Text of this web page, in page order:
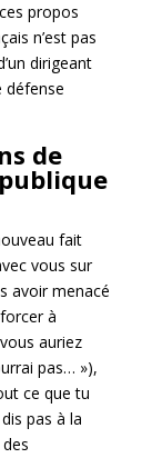
propos
n’est pas
dirigeant
défense
de
fait
vous sur
avoir menacé
à
auriez
pas… »),
ce que tu
pas à la